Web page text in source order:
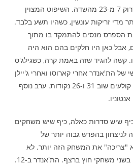
עד לסיום הסדרה, לא יכול לזרוק 7 מ-23 מהשדה. השיפוט המצוין
מדי זריקות עונשין, כשהיו תשע בלבד.
הספרס מנסים להתמקד בו מתוך
אבל כאן היו חלקים בהם הוא היה
קשה להגיד שזה באמת קרה, כשגילג'ס
של הת'אנדר אחרי קארוסו ואחרי ג'יילן
וויליאמס. קשה לראות אותם קולעים שוב 31 ו-26 נקודות. ערב נוסף
שיש סדרות כאלה, כיף שיש משחקים
בהפרש גבוה יותר של
"צריכה" את המשחק הזה יותר. לא
משחקי חוץ ברצף. הת'אנדר ב-12.